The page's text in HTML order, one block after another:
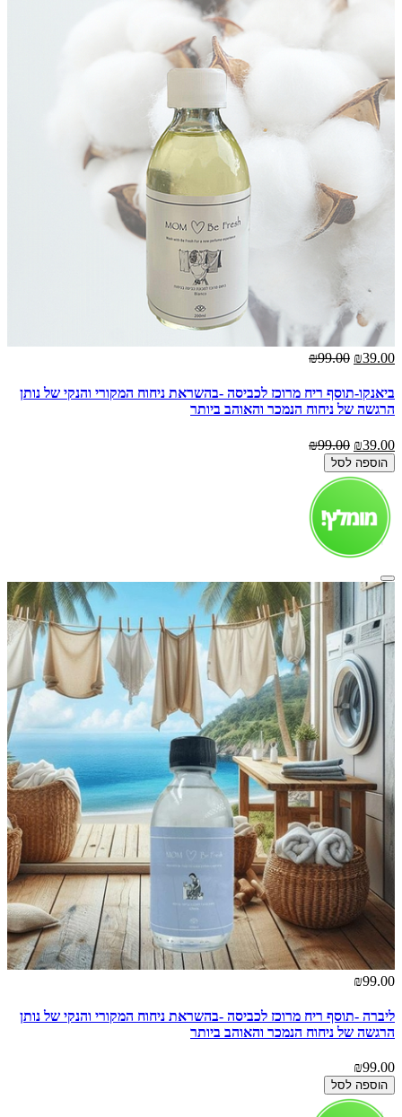
₪39.00
₪99.00
ביאנקו-תוסף ריח מרוכז לכביסה -בהשראת ניחוח המקורי והנקי של נותן
הרגשה של ניחוח הנמכר והאוהב ביותר
₪39.00
₪99.00
הוספה לסל
₪99.00
ליברה -תוסף ריח מרוכז לכביסה -בהשראת ניחוח המקורי והנקי של נותן
הרגשה של ניחוח הנמכר והאוהב ביותר
₪99.00
הוספה לסל